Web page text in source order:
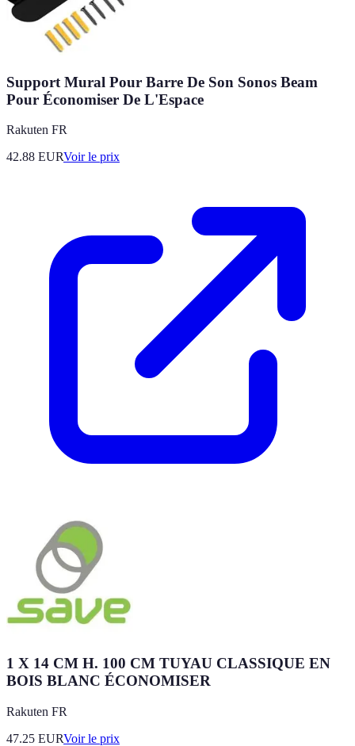
Support Mural Pour Barre De Son Sonos Beam
Pour Économiser De L'Espace
Rakuten FR
42.88 EURVoir le prix
1 X 14 CM H. 100 CM TUYAU CLASSIQUE EN
BOIS BLANC ÉCONOMISER
Rakuten FR
47.25 EURVoir le prix